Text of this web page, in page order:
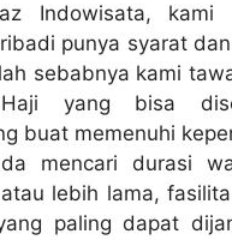
Indowisata, kami
punya syarat
sebabnya kami
yang bisa
buat memenuhi
mencari durasi
lebih lama,
paling dapat